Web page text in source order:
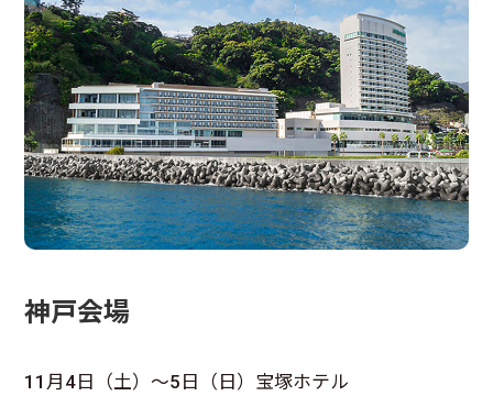
神戸会場
11月4日（土）～5日（日）宝塚ホテル